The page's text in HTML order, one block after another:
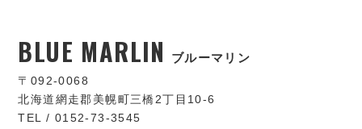
BLUE MARLIN ブルーマリン
〒092-0068
北海道網走郡美幌町三橋2丁目10-6
TEL / 0152-73-3545